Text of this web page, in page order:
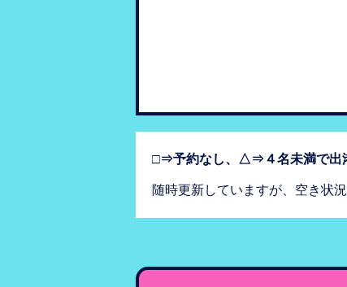
□⇒予約なし、△⇒４名未満で出
随時更新していますが、空き状